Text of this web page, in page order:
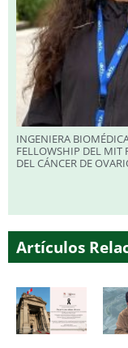
INGENIERA
FELLOWSHIP DEL MIT
DEL CÁNCER DE
Artículos